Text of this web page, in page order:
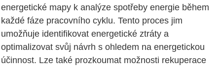
energetické mapy k analýze spotřeby energie během
každé fáze pracovního cyklu. Tento proces jim
umožňuje identifikovat energetické ztráty a
optimalizovat svůj návrh s ohledem na energetickou
účinnost. Lze také prozkoumat možnosti rekuperace